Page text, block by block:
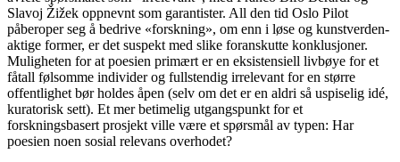
Slavoj Žižek oppnevnt som garantister. All den tid Oslo Pilot
påberoper seg å bedrive «forskning», om enn i løse og kunstverden-
aktige former, er det suspekt med slike foranskutte konklusjoner.
Muligheten for at poesien primært er en eksistensiell livbøye for et
fåtall følsomme individer og fullstendig irrelevant for en større
offentlighet bør holdes åpen (selv om det er en aldri så uspiselig idé,
kuratorisk sett). Et mer betimelig utgangspunkt for et
forskningsbasert prosjekt ville være et spørsmål av typen: Har
poesien noen sosial relevans overhodet?